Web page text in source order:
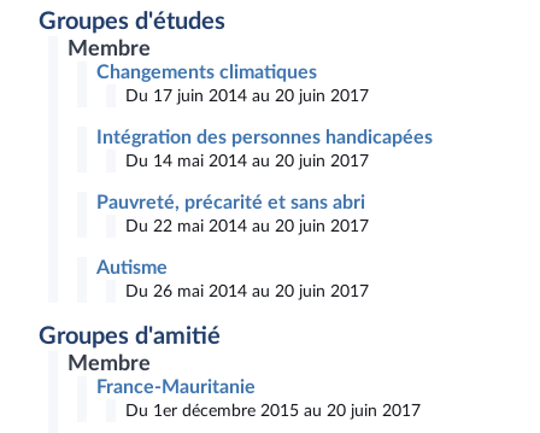
Groupes d'études
Membre
Changements climatiques
Du 17 juin 2014 au 20 juin 2017
Intégration des personnes handicapées
Du 14 mai 2014 au 20 juin 2017
Pauvreté, précarité et sans abri
Du 22 mai 2014 au 20 juin 2017
Autisme
Du 26 mai 2014 au 20 juin 2017
Groupes d'amitié
Membre
France-Mauritanie
Du 1er décembre 2015 au 20 juin 2017